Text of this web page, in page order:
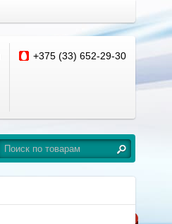
+375 (33) 652-29-30